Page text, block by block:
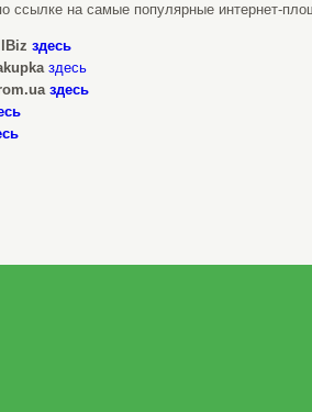
ссылке на самые популярные интернет-
здесь
здесь
здесь